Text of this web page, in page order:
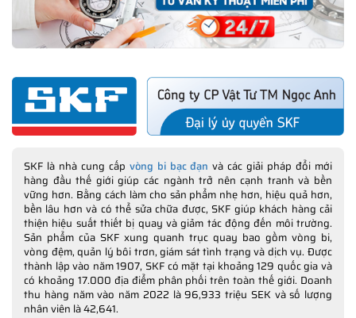
SKF là nhà cung cấp vòng bi bạc đạn và các giải pháp đổi mới
hàng đầu thế giới giúp các ngành trở nên cạnh tranh và bền
vững hơn. Bằng cách làm cho sản phẩm nhẹ hơn, hiệu quả hơn,
bền lâu hơn và có thể sửa chữa được, SKF giúp khách hàng cải
thiện hiệu suất thiết bị quay và giảm tác động đến môi trường.
Sản phẩm của SKF xung quanh trục quay bao gồm vòng bi,
vòng đệm, quản lý bôi trơn, giám sát tình trạng và dịch vụ. Được
thành lập vào năm 1907, SKF có mặt tại khoảng 129 quốc gia và
có khoảng 17.000 địa điểm phân phối trên toàn thế giới. Doanh
thu hàng năm vào năm 2022 là 96,933 triệu SEK và số lượng
nhân viên là 42,641.